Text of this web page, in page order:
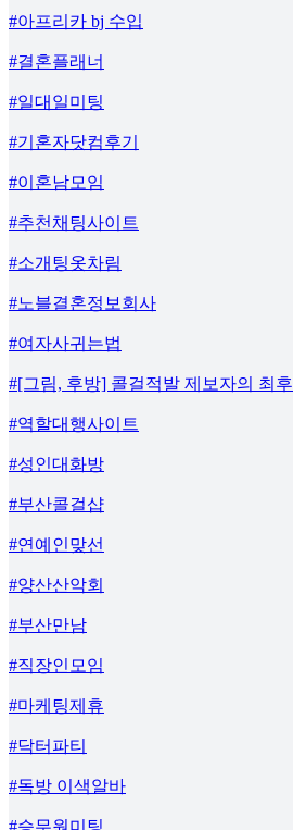
#아프리카 bj 수입
#결혼플래너
#일대일미팅
#기혼자닷컴후기
#이혼남모임
#추천채팅사이트
#소개팅옷차림
#노블결혼정보회사
#여자사귀는법
#[그림, 후방] 콜걸적발 제보자의 최후
#역할대행사이트
#성인대화방
#부산콜걸샵
#연예인맞선
#양산산악회
#부산만남
#직장인모임
#마케팅제휴
#닥터파티
#독방 이색알바